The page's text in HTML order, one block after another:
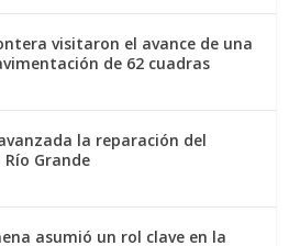
visitaron el avance de una
de 62 cuadras
la reparación del
Grande
asumió un rol clave en la